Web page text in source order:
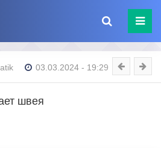
03.03.2024 - 19:29
швея